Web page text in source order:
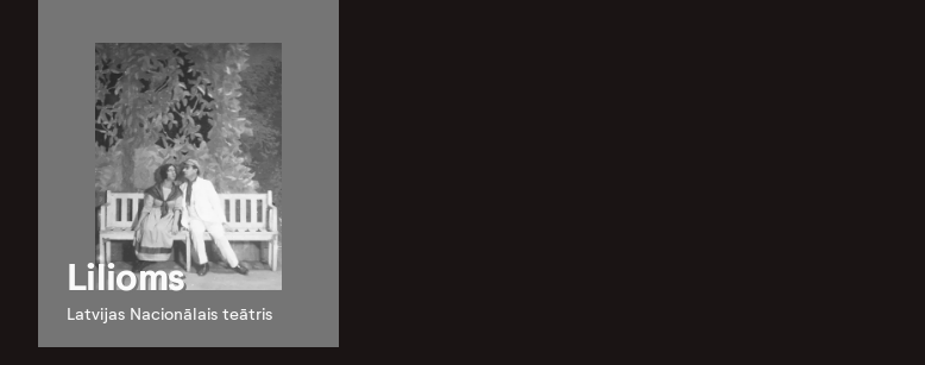
Lilioms
Latvijas Nacionālais teātris